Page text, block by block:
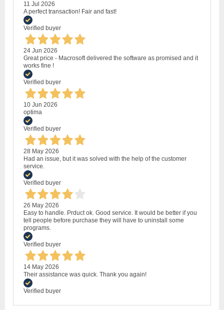
11 Jul 2026
A perfect transaction! Fair and fast!
Verified buyer
24 Jun 2026
Great price - Macrosoft delivered the software as promised and it
works fine !
Verified buyer
10 Jun 2026
optima
Verified buyer
28 May 2026
Had an issue, but it was solved with the help of the customer
service.
Verified buyer
26 May 2026
Easy to handle. Prduct ok. Good service. It would be better if you
tell people before purchase they will have to uninstall some
programs.
Verified buyer
14 May 2026
Their assistance was quick. Thank you again!
Verified buyer